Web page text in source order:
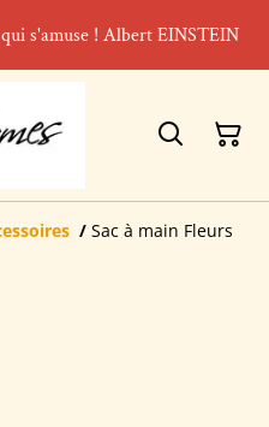
s'amuse ! Albert EINSTEIN
/ Sac à main Fleurs